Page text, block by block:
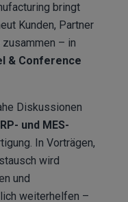
bringt
Kunden, Partner
– in
& Conference
Diskussionen
und MES-
In Vorträgen,
wird
und
weiterhelfen –